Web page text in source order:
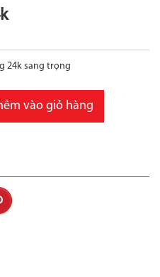
24k sang trọng
vào giỏ hàng